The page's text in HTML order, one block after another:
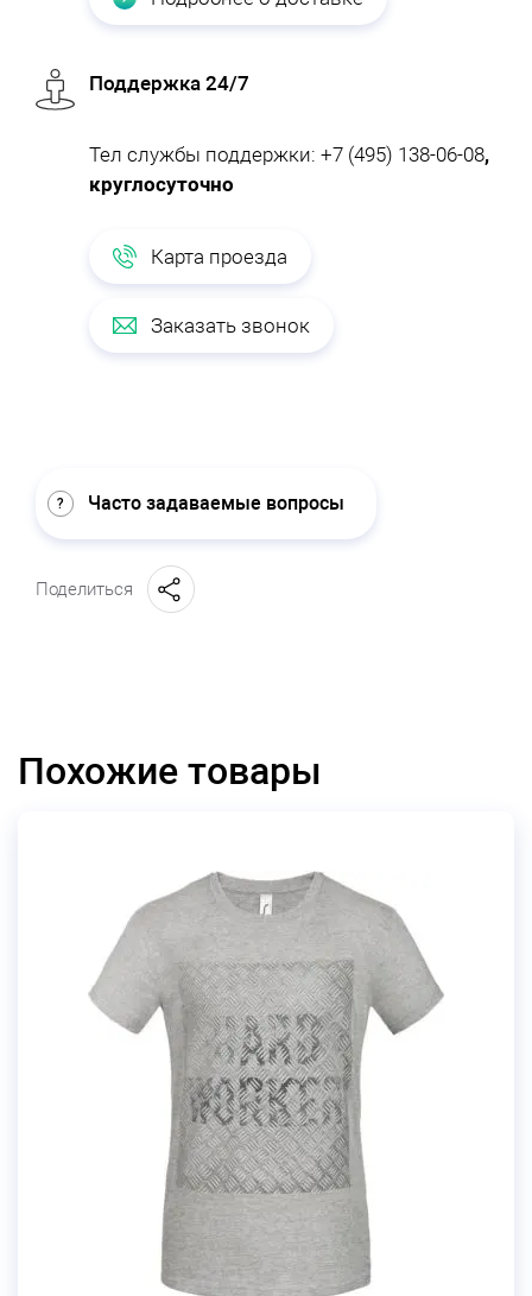
Поддержка 24/7
Тел службы поддержки: +7 (495) 138-06-08,
круглосуточно
Карта проезда
Заказать звонок
Часто задаваемые вопросы
Поделиться
Похожие товары